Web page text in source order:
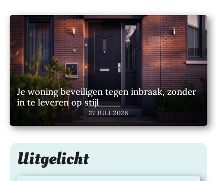
Je woning beveiligen tegen inbraak, zonder
in te leveren op stijl
27 JULI 2026
jou
w
act
iev
e
lev
ens
stijl
24
Uitgelicht